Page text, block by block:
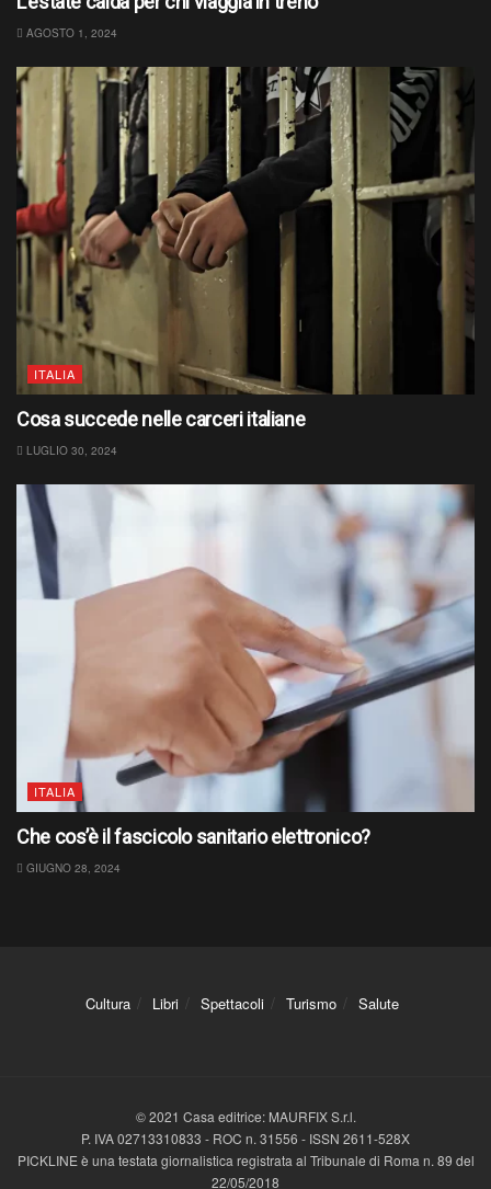
AGOSTO 1, 2024
ITALIA
Cosa succede nelle carceri italiane
LUGLIO 30, 2024
ITALIA
Che cos’è il fascicolo sanitario elettronico?
GIUGNO 28, 2024
Cultura Libri Spettacoli Turismo Salute
© 2021 Casa editrice: MAURFIX S.r.l.
P. IVA 02713310833 - ROC n. 31556 - ISSN 2611-528X
PICKLINE è una testata giornalistica registrata al Tribunale di Roma n. 89 del
22/05/2018